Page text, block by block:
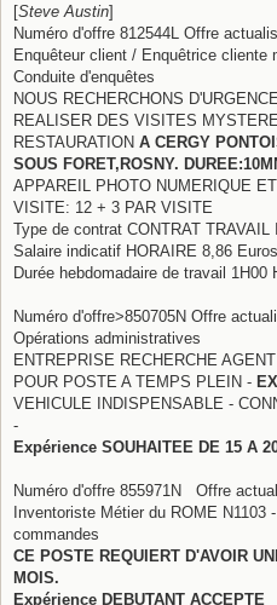
[Steve Austin]
Numéro d'offre 812544L Offre
Enquêteur client / Enquêtrice cliente
Conduite d'enquêtes
NOUS RECHERCHONS D'URGENCE
REALISER DES VISITES
RESTAURATION A CERGY
SOUS FORET,ROSNY.
APPAREIL PHOTO NUMERIQUE
VISITE: 12 + 3 PAR VISITE
Type de contrat CONTRAT
Salaire indicatif HORAIRE 8,86
Durée hebdomadaire de travail 1H00
Numéro d'offre>850705N Offre
Opérations administratives
ENTREPRISE RECHERCHE
POUR POSTE A TEMPS PLEIN -
VEHICULE INDISPENSABLE -
-
Expérience SOUHAITEE DE 15 A
Numéro d'offre 855971N Offre
Inventoriste Métier du ROME N1103
commandes
CE POSTE REQUIERT D'AVOIR
MOIS.
Expérience DEBUTANT ACCEPTE